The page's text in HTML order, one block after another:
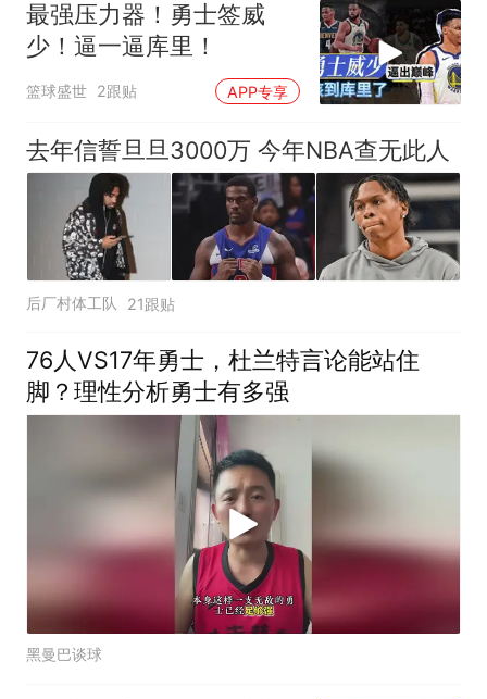
最强压力器！勇士签威
少！逼一逼库里！
篮球盛世 2跟贴 APP专享
去年信誓旦旦3000万 今年NBA查无此人
后厂村体工队 21跟贴
76人VS17年勇士，杜兰特言论能站住
脚？理性分析勇士有多强
黑曼巴谈球